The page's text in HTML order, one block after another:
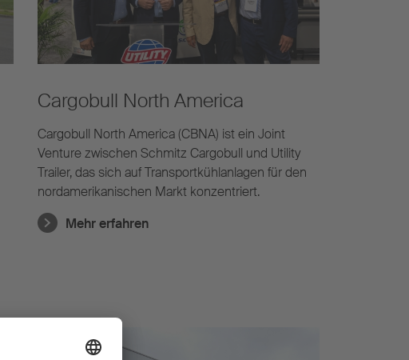
Cargobull North America​
Cargobull North America (CBNA) ist ein Joint
Venture zwischen Schmitz Cargobull und Utility
Trailer, das sich auf Transportkühlanlagen für den
nordamerikanischen Markt konzentriert.
Mehr erfahren